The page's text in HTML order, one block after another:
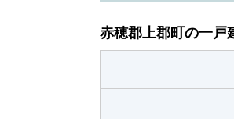
赤穂郡上郡町の一戸